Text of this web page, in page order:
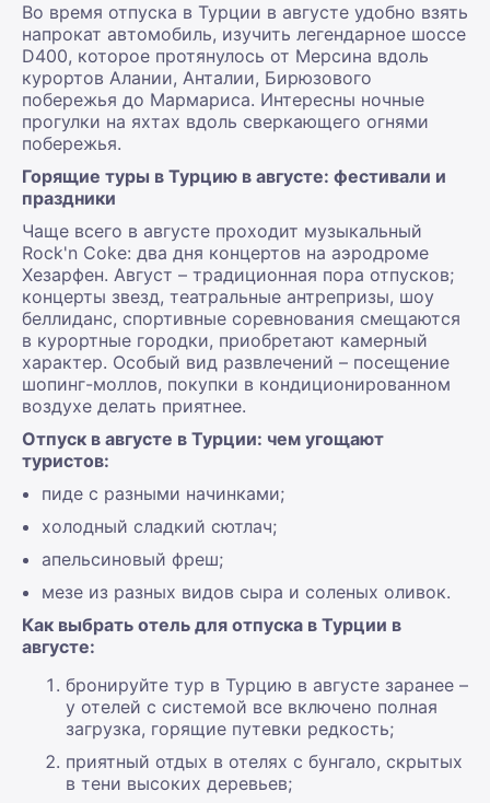
Во время отпуска в Турции в августе удобно взять
напрокат автомобиль, изучить легендарное шоссе
D400, которое протянулось от Мерсина вдоль
курортов Алании, Анталии, Бирюзового
побережья до Мармариса. Интересны ночные
прогулки на яхтах вдоль сверкающего огнями
побережья.
Горящие туры в Турцию в августе: фестивали и
праздники
Чаще всего в августе проходит музыкальный
Rock'n Coke: два дня концертов на аэродроме
Хезарфен. Август – традиционная пора отпусков;
концерты звезд, театральные антрепризы, шоу
беллиданс, спортивные соревнования смещаются
в курортные городки, приобретают камерный
характер. Особый вид развлечений – посещение
шопинг-моллов, покупки в кондиционированном
воздухе делать приятнее.
Отпуск в августе в Турции: чем угощают
туристов:
пиде с разными начинками;
холодный сладкий сютлач;
апельсиновый фреш;
мезе из разных видов сыра и соленых оливок.
Как выбрать отель для отпуска в Турции в
августе:
бронируйте тур в Турцию в августе заранее –
у отелей с системой все включено полная
загрузка, горящие путевки редкость;
приятный отдых в отелях с бунгало, скрытых
в тени высоких деревьев;